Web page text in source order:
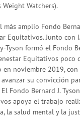
Watchers).
amplio Fondo
Equitativos. Junto con
Tyson formó el Fondo
Equitativos poco
en noviembre 2019,
su convicción
Fondo Bernard J.
apoya el trabajo
la salud mental y la